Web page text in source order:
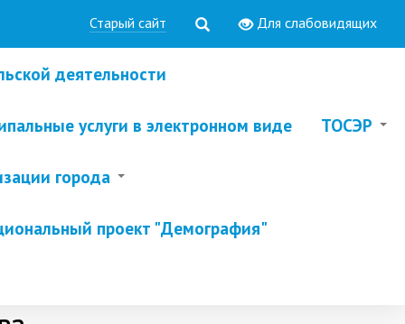
Старый сайт Для слабовидящих
деятельности
услуги в электронном виде ТОСЭР
города
проект "Демография"